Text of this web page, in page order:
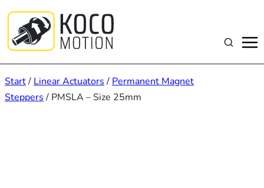
Inhalt
springen
Suchen
Start/ Linear Actuators / Permanent Magnet
Steppers / PMSLA – Size 25mm